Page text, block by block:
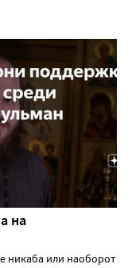
на
никаба или наоборот